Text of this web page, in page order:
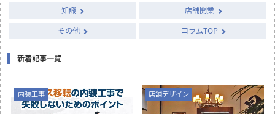
知識
店舗開業
その他
コラムTOP
新着記事一覧
内装工事 店舗デザイン